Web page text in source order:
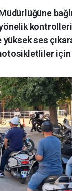
ses
için